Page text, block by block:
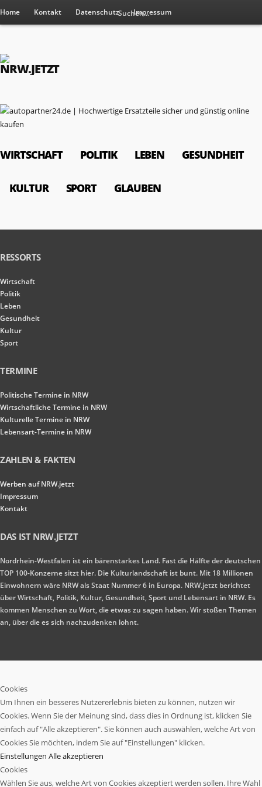
Home Kontakt Datenschutz Impressum
WIRTSCHAFT POLITIK LEBEN GESUNDHEIT
KULTUR SPORT GLAUBEN
RESSORTS
Wirtschaft
Politik
Leben
Gesundheit
Kultur
Sport
TERMINE
Politische Termine in NRW
Wirtschaftliche Termine in NRW
Kulturelle Termine in NRW
Lebensart-Termine in NRW
ZAHLEN & FAKTEN
Werben auf NRW.jetzt
Impressum
Kontakt
DAS IST NRW.JETZT
Nordrhein-Westfalen ist ein bärenstarkes Land. Fast die Hälfte der deutschen
TOP 100-Konzerne sitzt hier. Die Kulturlandschaft ist bunt. Mit 18 Millionen
Einwohnern wäre NRW als Staat Nummer 6 in Europa. NRW.jetzt berichtet
über Wirtschaft, Politik, Kultur, Gesundheit, Sport und Lebensart in NRW. Es
kommen Menschen zu Wort, die etwas zu sagen haben. Wir stoßen Themen
an, über die es sich nachzudenken lohnt.
Cookies
Um Ihnen ein besseres Nutzererlebnis bieten zu können, nutzen wir
Cookies. Wenn Sie der Meinung sind, dass dies in Ordnung ist, klicken Sie
einfach auf "Alle akzeptieren". Sie können auch auswählen, welche Art von
Cookies Sie möchten, indem Sie auf "Einstellungen" klicken.
Einstellungen Alle akzeptieren
Cookies
Wählen Sie aus, welche Art von Cookies akzeptiert werden sollen. Ihre Wahl